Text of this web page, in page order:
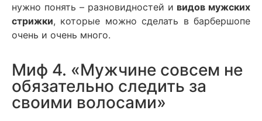
нужно понять – разновидностей и видов мужских
стрижки, которые можно сделать в барбершопе
очень и очень много.
Миф 4. «Мужчине совсем не
обязательно следить за
своими волосами»